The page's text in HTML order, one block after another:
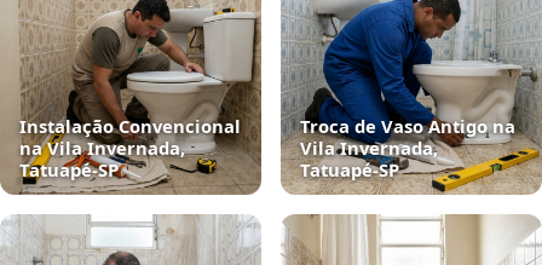
Instalação Convencional
na Vila Invernada,
Tatuapé‑SP
Troca de Vaso Antigo na
Vila Invernada,
Tatuapé‑SP